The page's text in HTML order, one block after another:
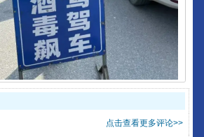
酒驾未被当场查获能处罚吗
点击查看更多评论>>